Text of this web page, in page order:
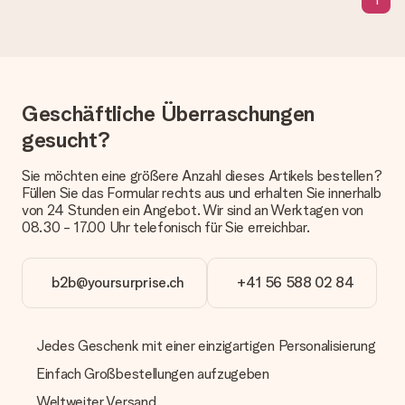
Kann ich ein Lieferdatum wählen?
Bedauerlicherweise ist es momentan (noch) nicht möglich, das
Geschenk zu einem Wunschtermin liefern zu lassen.
Wie lange dauert die Lieferzeit und wann werde ich mein
Geschenk erhalten?
Die aktuelle Lieferzeit steht jeweils auf der Produktseite bei
dem Geschenk vermeldet. Du kannst darauf vertrauen, dass
erfolgt.
Welche Lieferoptionen stehen zur Verfügung?
Derzeit können wir (noch) keine verschiedenen Lieferoptionen
Päckchen versendet. Möchtest du wissen, ob es als Paket
Kundenservice.
Geschäftliche Überraschungen
gesucht?
Sie möchten eine größere Anzahl dieses Artikels bestellen?
Füllen Sie das Formular rechts aus und erhalten Sie innerhalb
von 24 Stunden ein Angebot. Wir sind an Werktagen von
08.30 - 17.00 Uhr telefonisch für Sie erreichbar.
b2b@yoursurprise.ch +41 56 588 02 84
Jedes Geschenk mit einer einzigartigen Personalisierung
Einfach Großbestellungen aufzugeben